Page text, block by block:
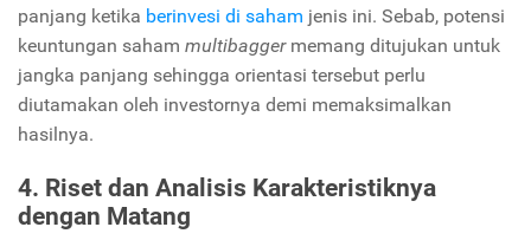
panjang ketika berinvesi di saham jenis ini. Sebab, potensi
keuntungan saham multibagger memang ditujukan untuk
jangka panjang sehingga orientasi tersebut perlu
diutamakan oleh investornya demi memaksimalkan
hasilnya.
4. Riset dan Analisis Karakteristiknya
dengan Matang